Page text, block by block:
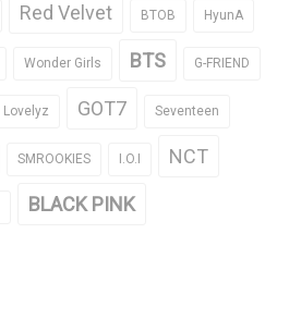
Red Velvet BTOB HyunA
Wonder Girls BTS G-FRIEND
Lovelyz GOT7 Seventeen
SMROOKIES I.O.I NCT
BLACK PINK